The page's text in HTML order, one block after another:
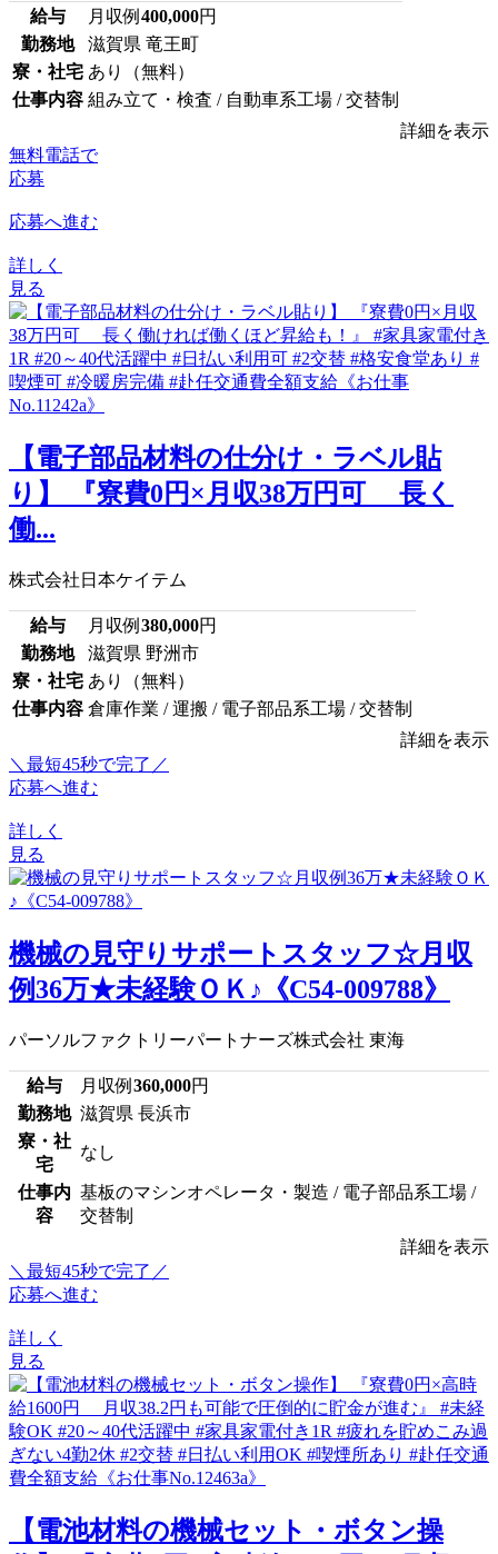
給与 月収例 400,000円
勤務地
滋賀県 竜王町
寮・社宅 あり（無料）
仕事内容 組み立て・検査 / 自動車系工場 / 交替制
詳細を表示
無料電話で
応募
応募へ進む
詳しく
見る
【電子部品材料の仕分け・ラベル貼
り】 『寮費0円×月収38万円可 長く
働...
株式会社日本ケイテム
給与 月収例 380,000円
勤務地
滋賀県 野洲市
寮・社宅 あり（無料）
仕事内容 倉庫作業 / 運搬 / 電子部品系工場 / 交替制
詳細を表示
＼最短45秒で完了／
応募へ進む
詳しく
見る
機械の見守りサポートスタッフ☆月収
例36万★未経験ＯＫ♪《C54-009788》
パーソルファクトリーパートナーズ株式会社 東海
給与 月収例 360,000円
勤務地 滋賀県 長浜市
寮・社
宅
なし
仕事内
容
基板のマシンオペレータ・製造 / 電子部品系工場 /
交替制
詳細を表示
＼最短45秒で完了／
応募へ進む
詳しく
見る
【電池材料の機械セット・ボタン操